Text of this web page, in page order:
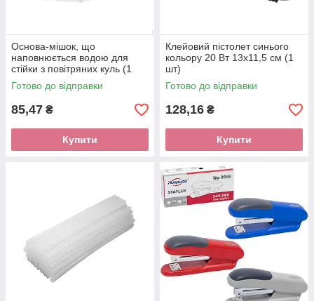
Основа-мішок, що
наповнюється водою для
стійки з повітряних куль (1
шт.)
Готово до відправки
85,47 ₴
Купити
Клейовий пістолет синього
кольору 20 Вт 13х11,5 см (1
шт)
Готово до відправки
128,16 ₴
Купити